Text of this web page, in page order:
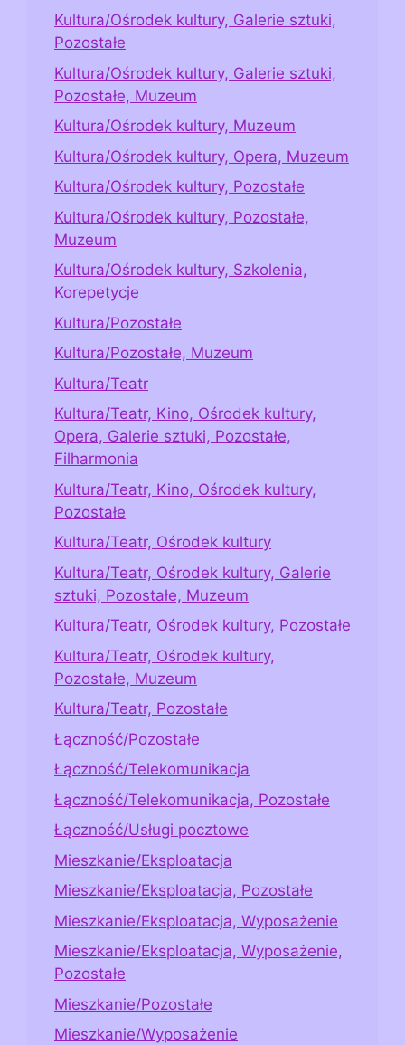
Kultura/Ośrodek kultury, Galerie sztuki,
Pozostałe
Kultura/Ośrodek kultury, Galerie sztuki,
Pozostałe, Muzeum
Kultura/Ośrodek kultury, Muzeum
Kultura/Ośrodek kultury, Opera, Muzeum
Kultura/Ośrodek kultury, Pozostałe
Kultura/Ośrodek kultury, Pozostałe,
Muzeum
Kultura/Ośrodek kultury, Szkolenia,
Korepetycje
Kultura/Pozostałe
Kultura/Pozostałe, Muzeum
Kultura/Teatr
Kultura/Teatr, Kino, Ośrodek kultury,
Opera, Galerie sztuki, Pozostałe,
Filharmonia
Kultura/Teatr, Kino, Ośrodek kultury,
Pozostałe
Kultura/Teatr, Ośrodek kultury
Kultura/Teatr, Ośrodek kultury, Galerie
sztuki, Pozostałe, Muzeum
Kultura/Teatr, Ośrodek kultury, Pozostałe
Kultura/Teatr, Ośrodek kultury,
Pozostałe, Muzeum
Kultura/Teatr, Pozostałe
Łączność/Pozostałe
Łączność/Telekomunikacja
Łączność/Telekomunikacja, Pozostałe
Łączność/Usługi pocztowe
Mieszkanie/Eksploatacja
Mieszkanie/Eksploatacja, Pozostałe
Mieszkanie/Eksploatacja, Wyposażenie
Mieszkanie/Eksploatacja, Wyposażenie,
Pozostałe
Mieszkanie/Pozostałe
Mieszkanie/Wyposażenie